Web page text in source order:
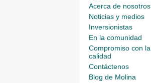
Acerca de nosotros
Noticias y medios
Inversionistas
En la comunidad
Compromiso con la
calidad
Contáctenos
Blog de Molina